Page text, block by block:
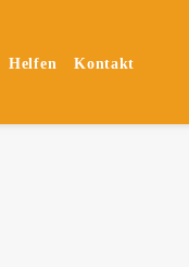
Helfen Kontakt